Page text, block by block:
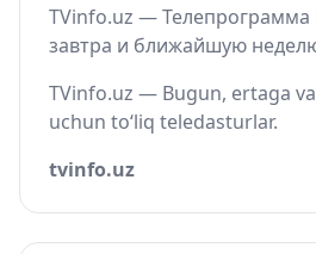
TVinfo.uz — Телепрограмма
завтра и ближайшую
TVinfo.uz — Bugun, ertaga
uchun to‘liq teledasturlar.
tvinfo.uz